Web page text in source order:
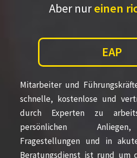
Aber nureinen
EAP
Mitarbeiter und
schnelle, kostenlose und
durch Experten zu
persönlichen
Fragestellungen und in
Beratungsdienst ist rund um